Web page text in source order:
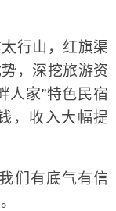
行山，红旗渠
，深挖旅游资
人家”特色民宿
，收入大幅提
们有底气有信